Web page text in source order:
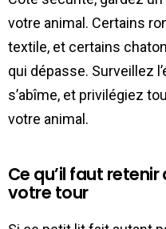
votre animal. Certains
textile, et certains
qui dépasse. Surveillez
s’abîme, et privilégiez
votre animal.
Ce qu’il faut
votre tour